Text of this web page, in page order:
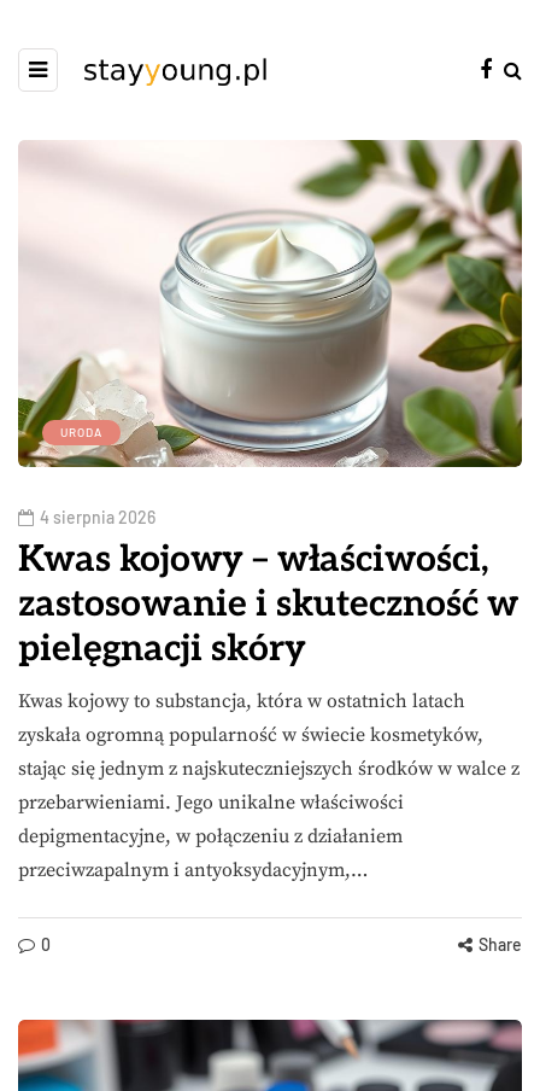
URODA
4 sierpnia 2026
Kwas kojowy – właściwości,
zastosowanie i skuteczność w
pielęgnacji skóry
Kwas kojowy to substancja, która w ostatnich latach
zyskała ogromną popularność w świecie kosmetyków,
stając się jednym z najskuteczniejszych środków w walce z
przebarwieniami. Jego unikalne właściwości
depigmentacyjne, w połączeniu z działaniem
przeciwzapalnym i antyoksydacyjnym,…
0 Share